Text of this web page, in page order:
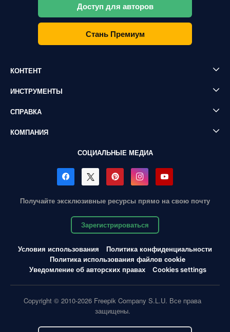
Доступ для авторов
Стань Премиум
КОНТЕНТ
ИНСТРУМЕНТЫ
СПРАВКА
КОМПАНИЯ
СОЦИАЛЬНЫЕ МЕДИА
Получайте эксклюзивные ресурсы прямо на свою почту
Зарегистрироваться
Условия использования
Политика конфиденциальности
Политика использования файлов cookie
Уведомление об авторских правах
Cookies settings
Copyright © 2010-2026 Freepik Company S.L.U. Все права
защищены.